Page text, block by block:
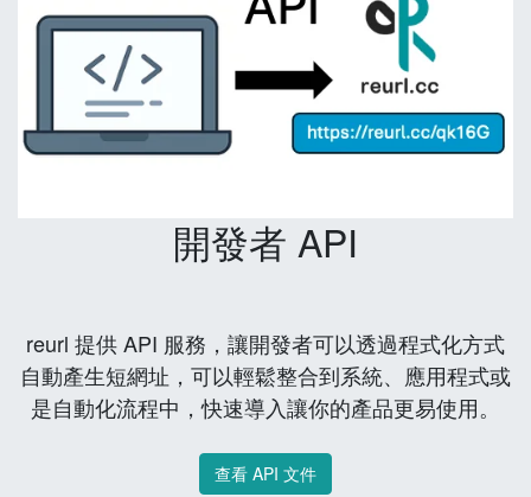
開發者 API
reurl 提供 API 服務，讓開發者可以透過程式化方式
自動產生短網址，可以輕鬆整合到系統、應用程式或
是自動化流程中，快速導入讓你的產品更易使用。
查看 API 文件